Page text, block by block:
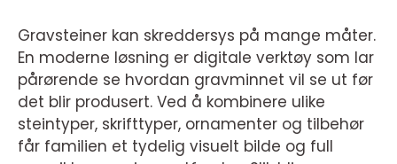
Gravsteiner kan skreddersys på mange måter.
En moderne løsning er digitale verktøy som lar
pårørende se hvordan gravminnet vil se ut før
det blir produsert. Ved å kombinere ulike
steintyper, skrifttyper, ornamenter og tilbehør
får familien et tydelig visuelt bilde og full